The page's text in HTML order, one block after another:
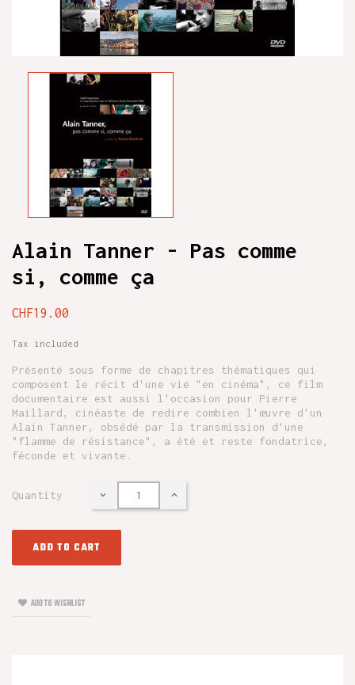
Alain Tanner - Pas comme
si, comme ça
CHF19.00
Tax included
Présenté sous forme de chapitres thématiques qui
composent le récit d'une vie "en cinéma", ce film
documentaire est aussi l'occasion pour Pierre
Maillard, cinéaste de redire combien l'œuvre d'un
Alain Tanner, obsédé par la transmission d'une
"flamme de résistance", a été et reste fondatrice,
féconde et vivante.
Quantity
ADD TO CART
ADD TO WISHLIST